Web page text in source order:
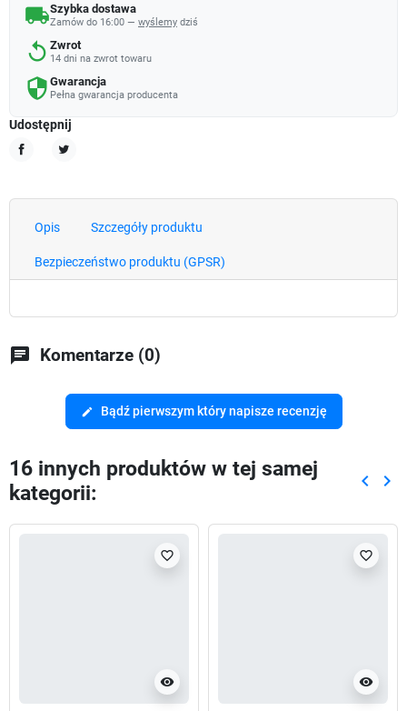
local_shippingSzybka dostawa
Zamów do 16:00 — wyślemy dziś
replay Zwrot
14 dni na zwrot towaru
security Gwarancja
Pełna gwarancja producenta
Udostępnij
Opis Szczegóły produktu
Bezpieczeństwo produktu (GPSR)
chat Komentarze (0)
edit Bądź pierwszym który napisze recenzję
16 innych produktów w tej samej
kategorii:
keyboard_arrow_left keyboard_arrow_right
visibility
favorite_border
visibility
favorite_border